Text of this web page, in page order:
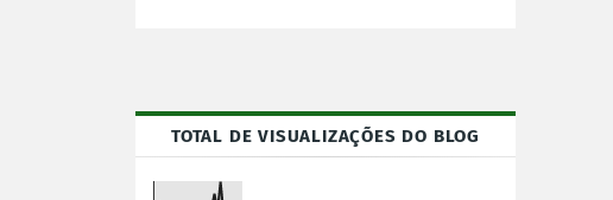
TOTAL DE VISUALIZAÇÕES DO BLOG